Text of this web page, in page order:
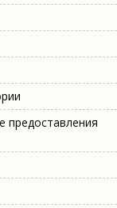
предоставления